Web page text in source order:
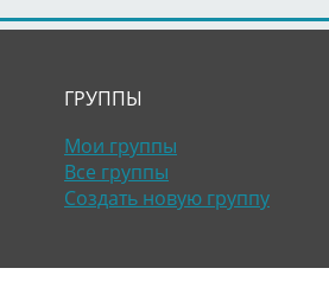
ГРУППЫ
Мои группы
Все группы
Создать новую группу